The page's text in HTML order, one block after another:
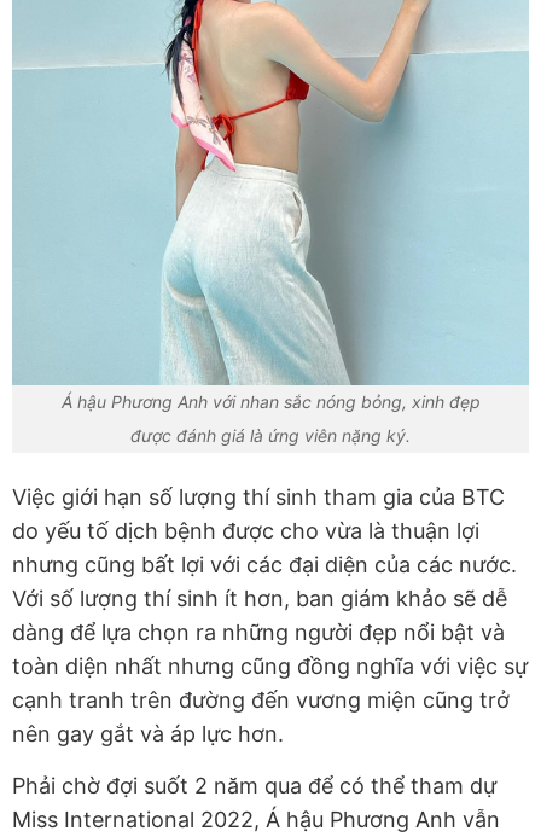
Á hậu Phương Anh với nhan sắc nóng bỏng, xinh đẹp
được đánh giá là ứng viên nặng ký.
Việc giới hạn số lượng thí sinh tham gia của BTC
do yếu tố dịch bệnh được cho vừa là thuận lợi
nhưng cũng bất lợi với các đại diện của các nước.
Với số lượng thí sinh ít hơn, ban giám khảo sẽ dễ
dàng để lựa chọn ra những người đẹp nổi bật và
toàn diện nhất nhưng cũng đồng nghĩa với việc sự
cạnh tranh trên đường đến vương miện cũng trở
nên gay gắt và áp lực hơn.
Phải chờ đợi suốt 2 năm qua để có thể tham dự
Miss International 2022, Á hậu Phương Anh vẫn